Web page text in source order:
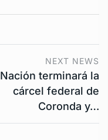
NEXT NEWS
Nación terminará la
cárcel federal de
Coronda y…